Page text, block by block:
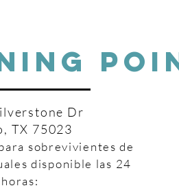
Dr
TX 75023
sobrevivientes de
disponible las 24
horas: